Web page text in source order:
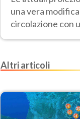
una vera
circolazione con
del caldo fuori
Ferragosto
Altri articoli